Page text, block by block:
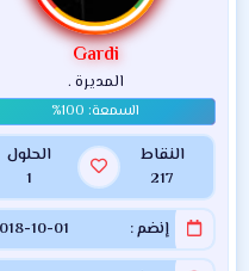
Gardi
المديرة .
النقاط
217
الحلول
1
إنضم 10-01